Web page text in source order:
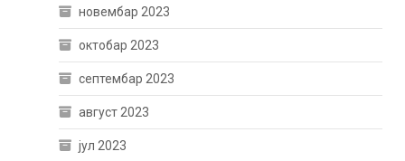
новембар 2023
октобар 2023
септембар 2023
август 2023
јул 2023